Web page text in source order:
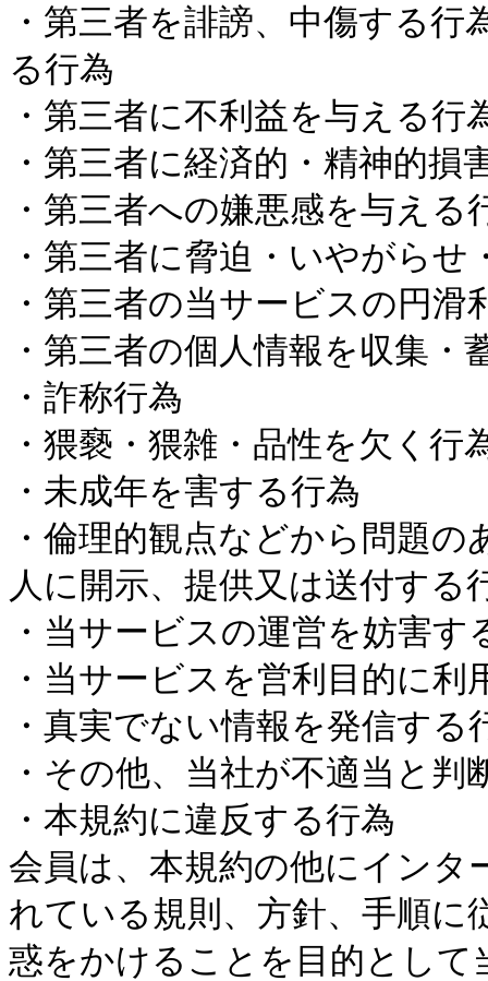
・第三者を誹謗、中傷する
る行為
・第三者に不利益を与える行
・第三者に経済的・精神的損
・第三者への嫌悪感を与える
・第三者に脅迫・いやがら
・第三者の当サービスの円滑
・第三者の個人情報を収集・
・詐称行為
・猥褻・猥雑・品性を欠く行
・未成年を害する行為
・倫理的観点などから問題
人に開示、提供又は送付する
・当サービスの運営を妨害す
・当サービスを営利目的に利
・真実でない情報を発信する
・その他、当社が不適当と判
・本規約に違反する行為
会員は、本規約の他にインタ
れている規則、方針、手順に
惑をかけることを目的とし